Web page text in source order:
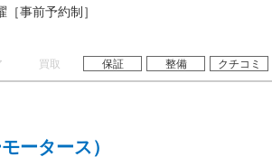
事前予約制］
買取 保証 整備 クチコミ
ータース）